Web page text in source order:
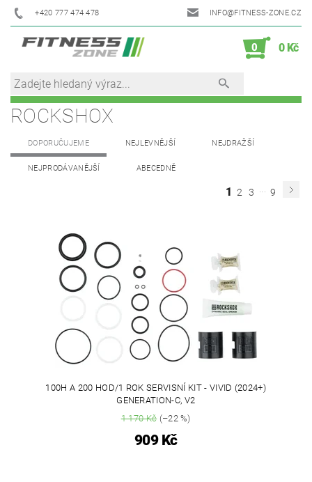
+420 777 474 478 INFO@FITNESS-ZONE.CZ
0 0 Kč
ROCKSHOX
DOPORUČUJEME NEJLEVNĚJŠÍ NEJDRAŽŠÍ
NEJPRODÁVANĚJŠÍ ABECEDNĚ
1 2 3 ... 9
100H A 200 HOD/1 ROK SERVISNÍ KIT - VIVID (2024+)
GENERATION-C, V2
1 170 Kč(–22 %)
909 Kč